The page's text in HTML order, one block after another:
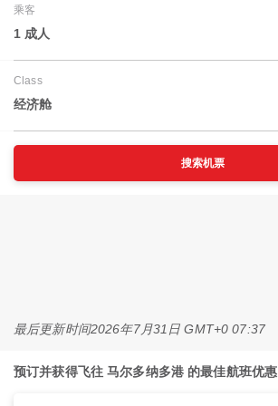
乘客
1 成人
Class
经济舱
搜索机票
最后更新时间2026年7月31日 GMT+0 07:37
预订并获得飞往 马尔多纳多港 的最佳航班优惠